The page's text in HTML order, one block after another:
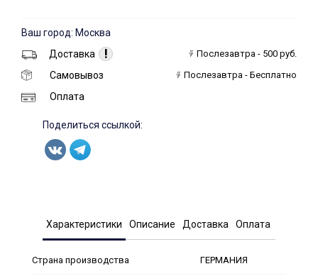
Ваш город: Москва
Доставка
! Послезавтра - 500 руб.
Самовывоз Послезавтра - Бесплатно
Оплата
Поделиться ссылкой:
Характеристики Описание Доставка Оплата
Страна производства ГЕРМАНИЯ